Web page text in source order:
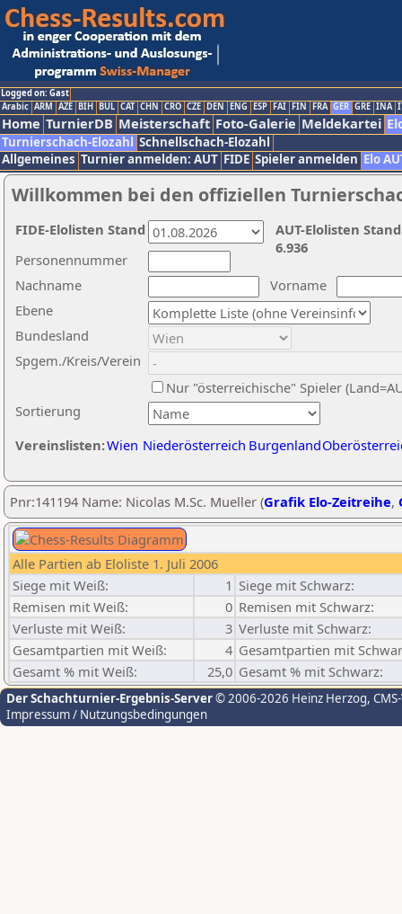
Logged on: Gast
Arabic ARM AZE BIH BUL CAT CHN CRO CZE DEN ENG ESP FAI FIN FRA GER GRE INA
Home TurnierDB Meisterschaft Foto-Galerie Meldekartei
Turnierschach-Elozahl Schnellschach-Elozahl
Allgemeines Turnier anmelden: AUT FIDE Spieler anmelden Elo
Willkommen bei den offiziellen
Nachname
Vorname
Ebene
Sortierung
Personennummer
Bundesland
Spgem./Kreis/Verein
Nur "österreichische" Spieler
Vereinslisten:Wien Niederösterreich Burgenland
AUT-Elolisten
6.936
FIDE-Elolisten Stand
Pnr:141194 Name: Nicolas M.Sc. Mueller (Grafik Elo-Zeitreihe,
Alle Partien ab Eloliste 1. Juli 2006
Siege mit Weiß:
1 Siege mit Schwarz:
Remisen mit Weiß:
0 Remisen mit Schwarz:
Verluste mit Weiß:
3 Verluste mit Schwarz:
Gesamtpartien mit Weiß:
4 Gesamtpartien mit
Gesamt % mit Weiß:
25,0 Gesamt % mit Schwarz:
Der Schachturnier-Ergebnis-Server© 2006-2026 Heinz Herzog,
Impressum / Nutzungsbedingungen